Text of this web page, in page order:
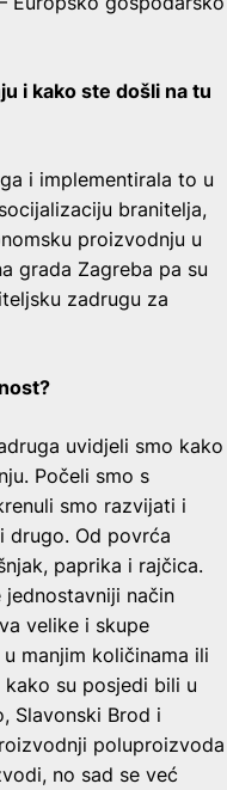
i kako ste došli na tu
i implementirala to u
branitelja,
proizvodnju u
grada Zagreba pa su
zadrugu za
uvidjeli smo kako
Počeli smo s
smo razvijati i
drugo. Od povrća
paprika i rajčica.
način
velike i skupe
manjim količinama ili
su posjedi bili u
Slavonski Brod i
poluproizvoda
no sad se već